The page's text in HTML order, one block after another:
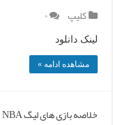
کلیپ
۰
لینک دانلود
مشاهده ادامه »
خلاصه بازی های لیگ NBA در ۱۴ اسفند ۹۷